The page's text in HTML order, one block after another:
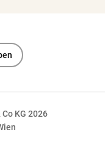
KG 2026